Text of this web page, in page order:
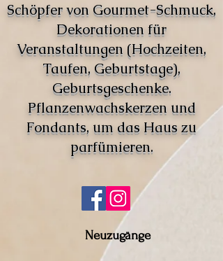
Schöpfer von Gourmet-Schmuck,
Dekorationen für
Veranstaltungen (Hochzeiten,
Taufen, Geburtstage),
Geburtsgeschenke.
Pflanzenwachskerzen und
Fondants, um das Haus zu
parfümieren.
Neuzugänge